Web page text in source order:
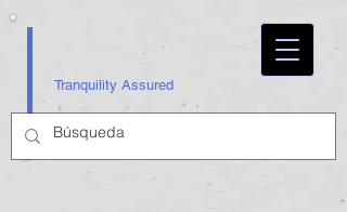
Tranquility Assured